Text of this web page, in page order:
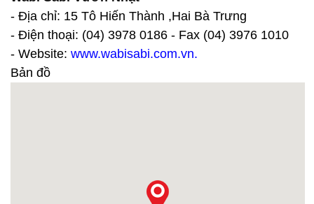
- Địa chỉ: 15 Tô Hiến Thành ,Hai Bà Trưng
- Điện thoại: (04) 3978 0186 - Fax (04) 3976 1010
- Website: www.wabisabi.com.vn.
Bản đồ